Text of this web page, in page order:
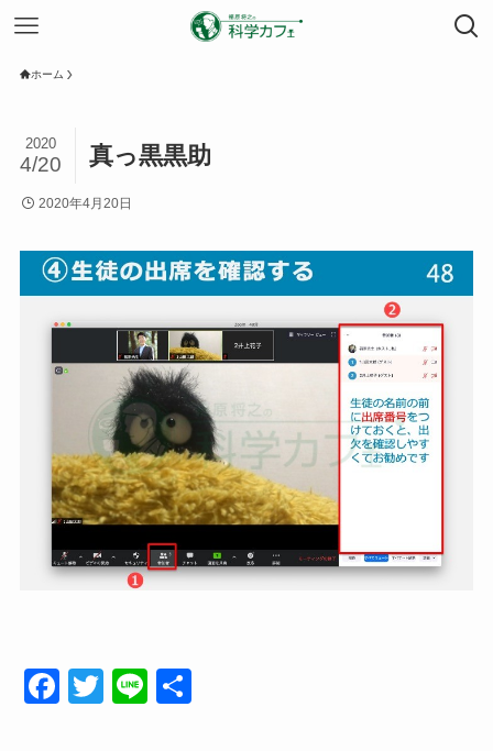
ホーム
真っ黒黒助
2020
4/20
2020年4月20日
F
T
Li